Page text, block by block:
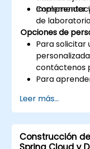
Comprender
de
Opciones de
Para solicitar
contáctenos
Para
Leer más...
Construcción